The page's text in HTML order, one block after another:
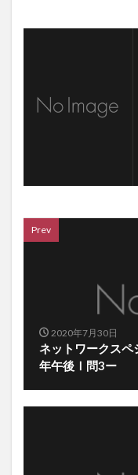
Prev
2020年7月30日
ネットワークス
年午後Ⅰ問3ー